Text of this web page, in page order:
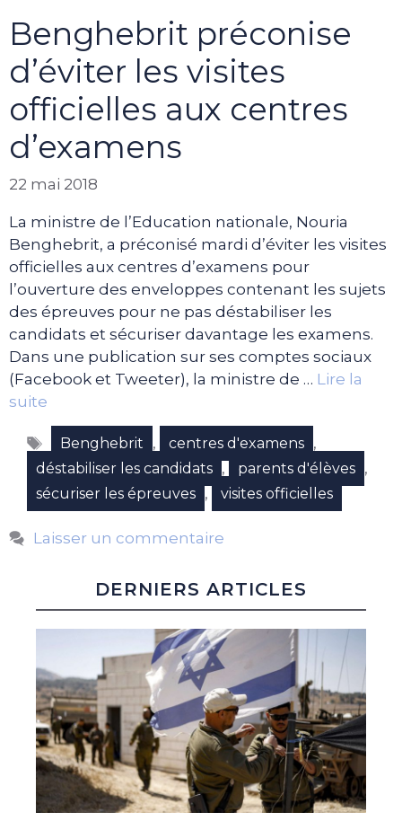
Benghebrit préconise
d’éviter les visites
officielles aux centres
d’examens
22 mai 2018
La ministre de l’Education nationale, Nouria
Benghebrit, a préconisé mardi d’éviter les visites
officielles aux centres d’examens pour
l’ouverture des enveloppes contenant les sujets
des épreuves pour ne pas déstabiliser les
candidats et sécuriser davantage les examens.
Dans une publication sur ses comptes sociaux
(Facebook et Tweeter), la ministre de … Lire la
suite
Étiquettes
Benghebrit , centres d'examens ,
déstabiliser les candidats , parents d'élèves ,
sécuriser les épreuves , visites officielles
Laisser un commentaire
DERNIERS ARTICLES